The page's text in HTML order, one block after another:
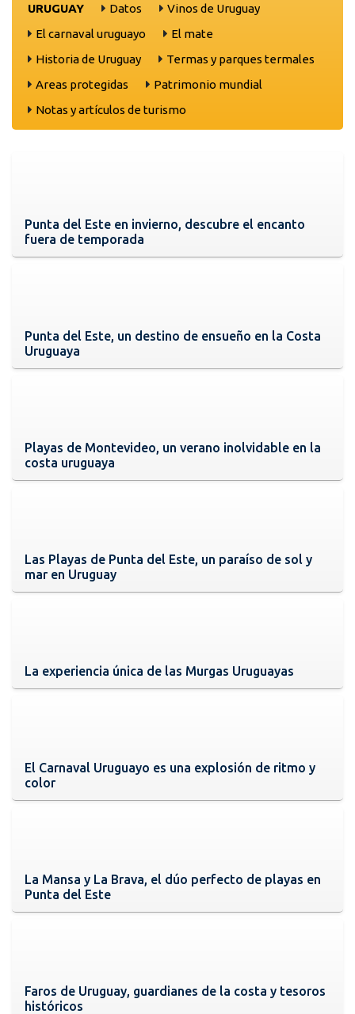
URUGUAY Datos
Vinos de Uruguay
El carnaval uruguayo
El mate
Historia de Uruguay
Termas y parques termales
Areas protegidas
Patrimonio mundial
Notas y artículos de turismo
Punta del Este en invierno, descubre el encanto
fuera de temporada
Punta del Este, un destino de ensueño en la Costa
Uruguaya
Playas de Montevideo, un verano inolvidable en la
costa uruguaya
Las Playas de Punta del Este, un paraíso de sol y
mar en Uruguay
La experiencia única de las Murgas Uruguayas
El Carnaval Uruguayo es una explosión de ritmo y
color
La Mansa y La Brava, el dúo perfecto de playas en
Punta del Este
Faros de Uruguay, guardianes de la costa y tesoros
históricos